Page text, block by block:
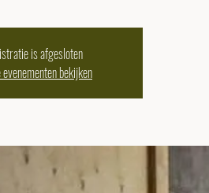
is afgesloten
bekijken